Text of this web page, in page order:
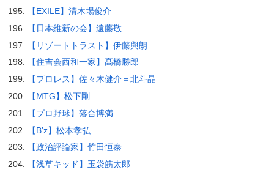
【EXILE】清木場俊介
【日本維新の会】遠藤敬
【リゾートトラスト】伊藤與朗
【住吉会西和一家】髙橋勝郎
【プロレス】佐々木健介＝北斗晶
【MTG】松下剛
【プロ野球】落合博満
【B’z】松本孝弘
【政治評論家】竹田恒泰
【浅草キッド】玉袋筋太郎